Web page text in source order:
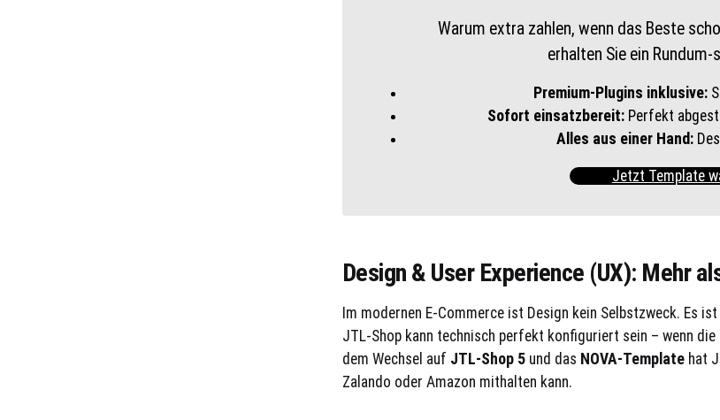
Warum extra zahlen, wenn das Beste
erhalten Sie ein
Premium-Plugins inklusive:
Sofort einsatzbereit: Perfekt
Alles aus einer Hand:
Jetzt Template
Design & User Experience (UX): Mehr
Im modernen E-Commerce ist Design kein Selbstzweck. Es
JTL-Shop kann technisch perfekt konfiguriert sein – wenn
dem Wechsel auf JTL-Shop 5und das NOVA-Templatehat
Zalando oder Amazon mithalten kann.